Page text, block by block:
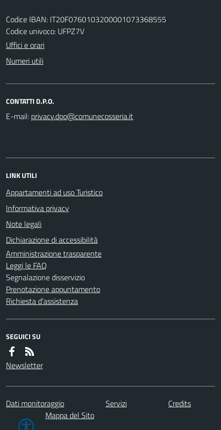
Codice IBAN: IT20F0760103200001073368555
Codice univoco: UFPZ7V
Uffici e orari
Numeri utili
CONTATTI D.P.O.
E-mail:
LINK UTILI
Appartamenti ad uso Turistico
Informativa privacy
Note legali
Dichiarazione di accessibilità
Amministrazione trasparente
Leggi le FAQ
Segnalazione disservizio
Prenotazione appuntamento
Richiesta d'assistenza
SEGUICI SU
Newsletter
Dati monitoraggio Servizi
Credits
Mappa del Sito